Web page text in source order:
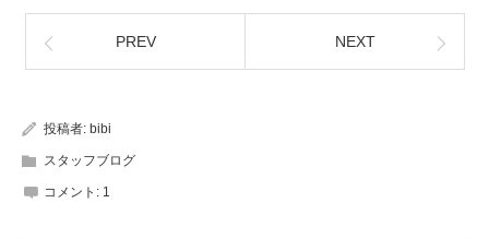
PREV NEXT
投稿者: bibi
スタッフブログ
コメント: 1